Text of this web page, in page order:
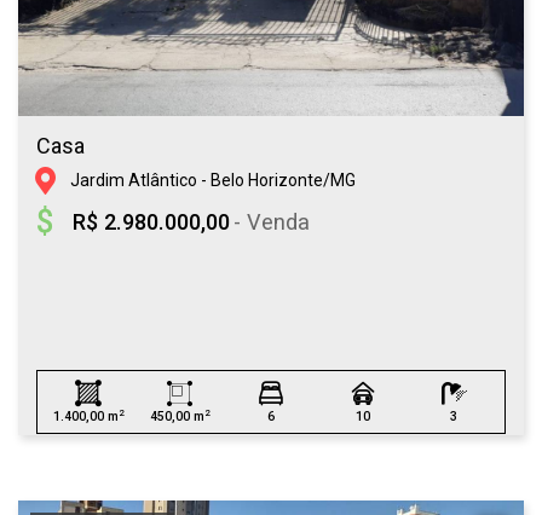
Casa
Jardim Atlântico - Belo Horizonte/MG
R$ 2.980.000,00- Venda
1.400,00 m 2 450,00 m 2 6 10 3